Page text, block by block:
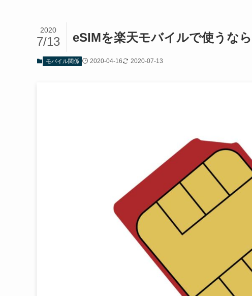
eSIMを楽天モバイルで使うな
2020
7/13
モバイル関係 2020-04-16 2020-07-13